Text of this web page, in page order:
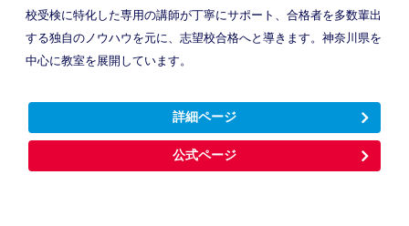
校受検に特化した専用の講師が丁寧にサポート、合格者を多数輩出
する独自のノウハウを元に、志望校合格へと導きます。神奈川県を
中心に教室を展開しています。
詳細ページ
公式ページ